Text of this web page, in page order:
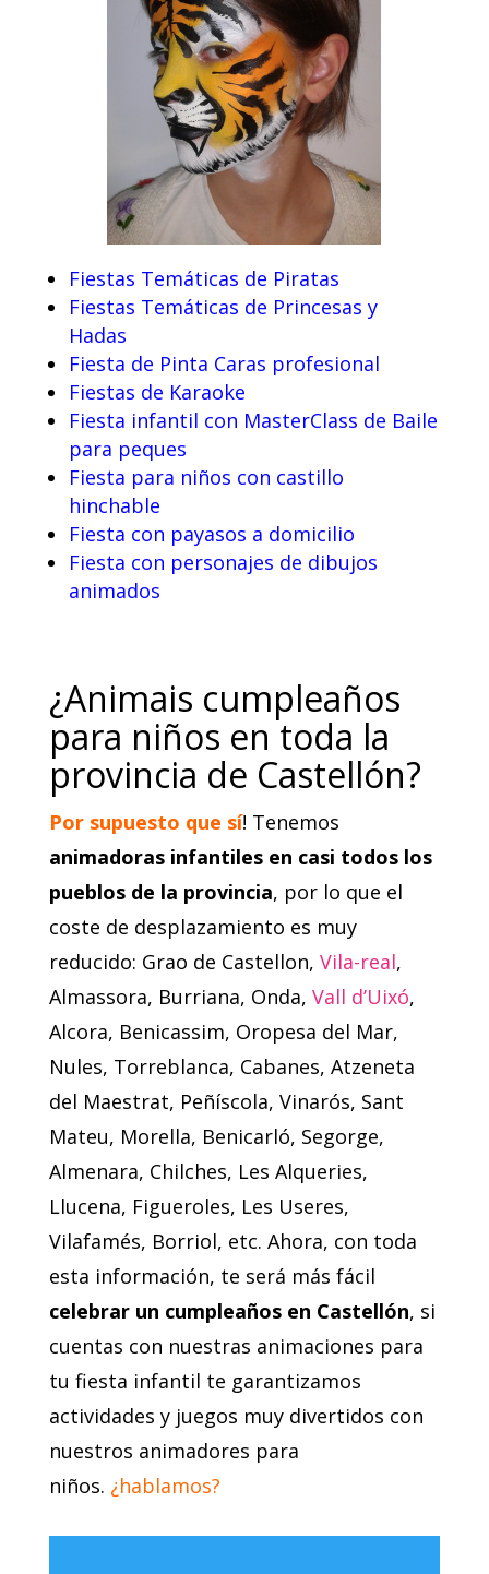
Fiestas Temáticas de Piratas
Fiestas Temáticas de Princesas y
Hadas
Fiesta de Pinta Caras profesional
Fiestas de Karaoke
Fiesta infantil con MasterClass de Baile
para peques
Fiesta para niños con castillo
hinchable
Fiesta con payasos a domicilio
Fiesta con personajes de dibujos
animados
¿Animais cumpleaños
para niños en toda la
provincia de Castellón?
Por supuesto que sí! Tenemos
animadoras infantiles en casi todos los
pueblos de la provincia, por lo que el
coste de desplazamiento es muy
reducido: Grao de Castellon, Vila-real,
Almassora, Burriana, Onda, Vall d’Uixó,
Alcora, Benicassim, Oropesa del Mar,
Nules, Torreblanca, Cabanes, Atzeneta
del Maestrat, Peñíscola, Vinarós, Sant
Mateu, Morella, Benicarló, Segorge,
Almenara, Chilches, Les Alqueries,
Llucena, Figueroles, Les Useres,
Vilafamés, Borriol, etc. Ahora, con toda
esta información, te será más fácil
celebrar un cumpleaños en Castellón, si
cuentas con nuestras animaciones para
tu fiesta infantil te garantizamos
actividades y juegos muy divertidos con
nuestros animadores para
niños. ¿hablamos?